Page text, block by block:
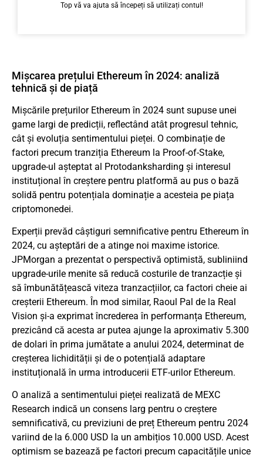
Top vă va ajuta să începeți să utilizați contul!
Mișcarea prețului Ethereum în 2024: analiză
tehnică și de piață
Mișcările prețurilor Ethereum în 2024 sunt supuse unei
game largi de predicții, reflectând atât progresul tehnic,
cât și evoluția sentimentului pieței. O combinație de
factori precum tranziția Ethereum la Proof-of-Stake,
upgrade-ul așteptat al Protodanksharding și interesul
instituțional în creștere pentru platformă au pus o bază
solidă pentru potențiala dominație a acesteia pe piața
criptomonedei.
Experții prevăd câștiguri semnificative pentru Ethereum în
2024, cu așteptări de a atinge noi maxime istorice.
JPMorgan a prezentat o perspectivă optimistă, subliniind
upgrade-urile menite să reducă costurile de tranzacție și
să îmbunătățească viteza tranzacțiilor, ca factori cheie ai
creșterii Ethereum. În mod similar, Raoul Pal de la Real
Vision și-a exprimat încrederea în performanța Ethereum,
prezicând că acesta ar putea ajunge la aproximativ 5.300
de dolari în prima jumătate a anului 2024, determinat de
creșterea lichidității și de o potențială adaptare
instituțională în urma introducerii ETF-urilor Ethereum.
O analiză a sentimentului pieței realizată de MEXC
Research indică un consens larg pentru o creștere
semnificativă, cu previziuni de preț Ethereum pentru 2024
variind de la 6.000 USD la un ambițios 10.000 USD. Acest
optimism se bazează pe factori precum capacitățile unice